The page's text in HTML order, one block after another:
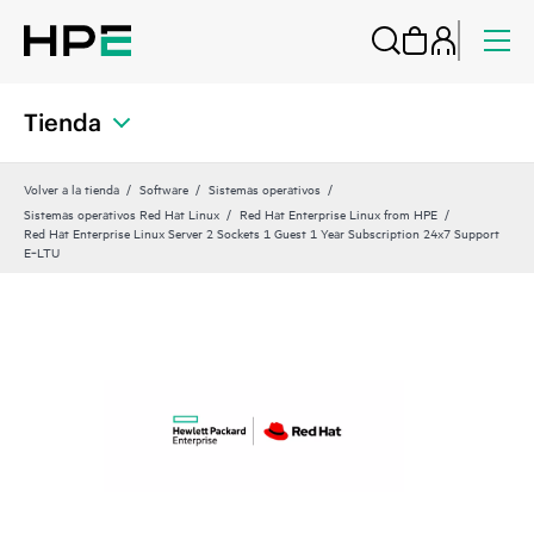
Tienda
Volver a la tienda Software
Sistemas operativos
Sistemas operativos Red Hat Linux
Red Hat Enterprise Linux from HPE
Red Hat Enterprise Linux Server 2 Sockets 1 Guest 1 Year Subscription 24x7 Support
E‑LTU